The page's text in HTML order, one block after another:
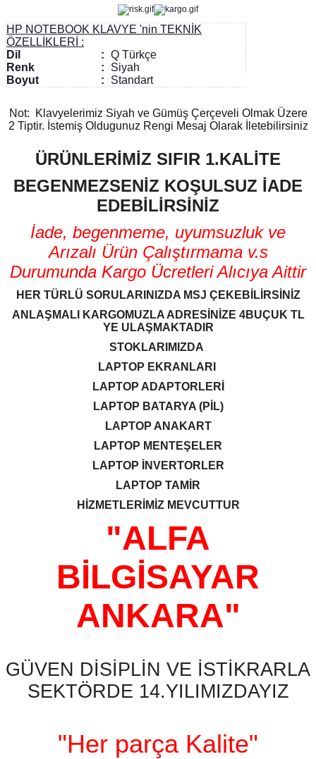
HP NOTEBOOK KLAVYE 'nin TEKNİK
ÖZELLİKLERİ :
Dil
: Q Türkçe
Renk
:
Siyah
Boyut
: Standart
Not: Klavyelerimiz Siyah ve Gümüş Çerçeveli Olmak Üzere
2 Tiptir. İstemiş Oldugunuz Rengi Mesaj Olarak İletebilirsiniz
ÜRÜNLERİMİZ SIFIR 1.KALİTE
BEGENMEZSENİZ KOŞULSUZ İADE
EDEBİLİRSİNİZ
İade, begenmeme, uyumsuzluk ve
Arızalı Ürün Çalıştırmama v.s
Durumunda Kargo Ücretleri Alıcıya Aittir
HER TÜRLÜ SORULARINIZDA MSJ ÇEKEBİLİRSİNİZ
ANLAŞMALI KARGOMUZLA ADRESİNİZE 4BUÇUK TL
YE ULAŞMAKTADIR
STOKLARIMIZDA
LAPTOP EKRANLARI
LAPTOP ADAPTORLERİ
LAPTOP BATARYA (PİL)
LAPTOP ANAKART
LAPTOP MENTEŞELER
LAPTOP İNVERTORLER
LAPTOP TAMİR
HİZMETLERİMİZ MEVCUTTUR
"ALFA
BİLGİSAYAR
ANKARA"
GÜVEN DİSİPLİN VE İSTİKRARLA
SEKTÖRDE 14.YILIMIZDAYIZ
"Her parça Kalite"